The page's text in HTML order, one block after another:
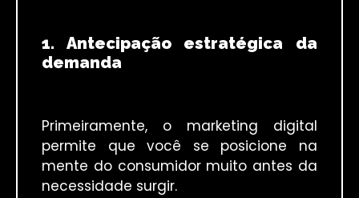
1. Antecipação estratégica da
demanda
Primeiramente, o marketing digital
permite que você se posicione na
mente do consumidor muito antes da
necessidade surgir.